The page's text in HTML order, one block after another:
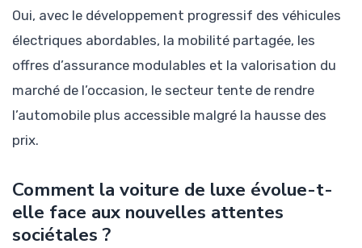
Oui, avec le développement progressif des véhicules
électriques abordables, la mobilité partagée, les
offres d’assurance modulables et la valorisation du
marché de l’occasion, le secteur tente de rendre
l’automobile plus accessible malgré la hausse des
prix.
Comment la voiture de luxe évolue-t-
elle face aux nouvelles attentes
sociétales ?